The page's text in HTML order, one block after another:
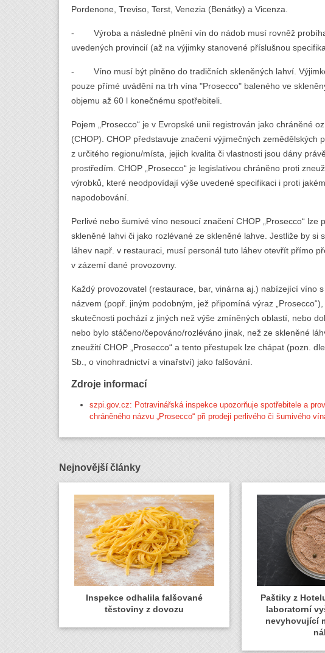
Pordenone, Treviso, Terst, Venezia (Benátky) a Vicenza.
- Výroba a následné plnění vín do nádob musí rovněž
uvedených provincií (až na výjimky stanovené příslušnou
- Víno musí být plněno do tradičních skleněných lahví.
pouze přímé uvádění na trh vína "Prosecco" baleného ve
objemu až 60 l konečnému spotřebiteli.
Pojem „Prosecco“ je v Evropské unii registrován jako chráněné
(CHOP). CHOP představuje značení výjimečných zemědělských
z určitého regionu/místa, jejich kvalita či vlastnosti jsou dány
prostředím. CHOP „Prosecco“ je legislativou chráněno proti
výrobků, které neodpovídají výše uvedené specifikaci i proti
napodobování.
Perlivé nebo šumivé víno nesoucí značení CHOP „Prosecco“ lze
skleněné lahvi či jako rozlévané ze skleněné lahve. Jestliže by si
láhev např. v restauraci, musí personál tuto láhev otevřít přímo
v zázemí dané provozovny.
Každý provozovatel (restaurace, bar, vinárna aj.) nabízející víno
názvem (popř. jiným podobným, jež připomíná výraz
skutečnosti pochází z jiných než výše zmíněných oblastí, nebo
nebo bylo stáčeno/čepováno/rozléváno jinak, než ze skleněné
zneužití CHOP „Prosecco“ a tento přestupek lze chápat (pozn.
Sb., o vinohradnictví a vinařství) jako falšování.
Zdroje informací
szpi.gov.cz: Potravinářská inspekce upozorňuje spotřebitele a
chráněného názvu „Prosecco“ při prodeji perlivého či šumivého
Nejnovější články
Inspekce odhalila falšované
těstoviny z dovozu
Paštiky z
laboratorní
nevyhovující